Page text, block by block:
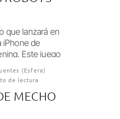
que lanzará en
iPhone de
Este juego
(Esfera)
de lectura
MECHO